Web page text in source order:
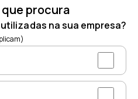
procura
na sua empresa?